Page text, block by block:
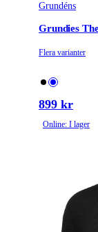
Grundéns
Grundies
Flera varianter
899 kr
Online: I lager